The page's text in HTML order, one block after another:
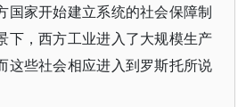
国家开始建立系统的社会保障制
下，西方工业进入了大规模生产
这些社会相应进入到罗斯托所说